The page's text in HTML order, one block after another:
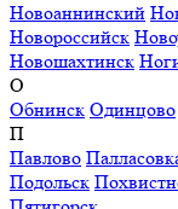
Новоаннинский
Новороссийск
Новошахтинск
О
Обнинск Одинцово
П
Павлово
Подольск